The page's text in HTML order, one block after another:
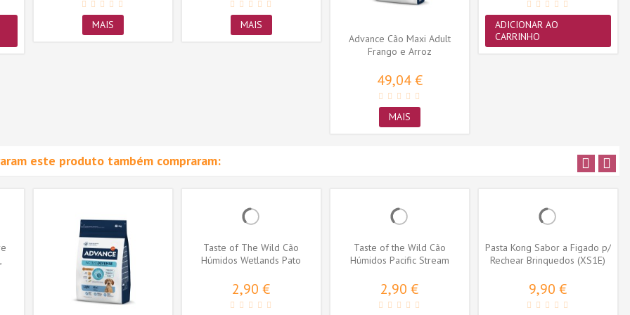
MAIS
MAIS
Advance Cão Maxi Adult
Frango e Arroz
49,04 €
MAIS
ADICIONAR AO
CARRINHO
este produto também compraram:
Taste of The Wild Cão
Húmidos Wetlands Pato
2,90 €
Taste of the Wild Cão
Húmidos Pacific Stream
2,90 €
Pasta Kong Sabor a Figado p/
Rechear Brinquedos (XS1E)
9,90 €